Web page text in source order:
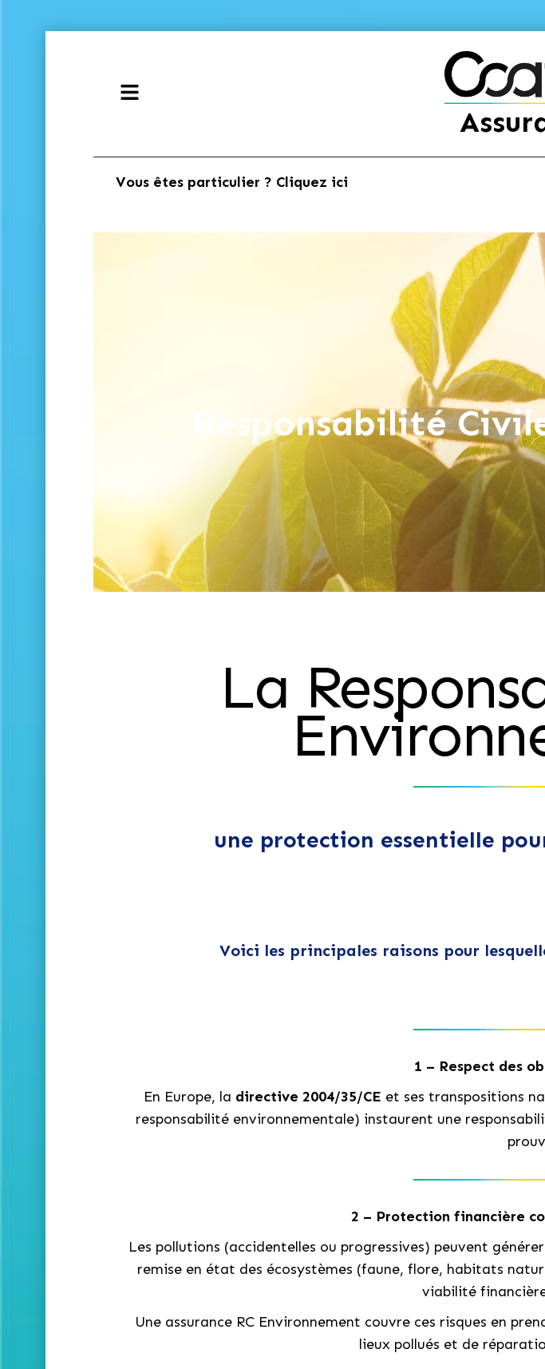
Vous êtes particulier ? Cliquez ici
Responsabilité
La
une protection essentielle
Voici les principales raisons pour
1 – Respect des
En Europe, la directive 2004/35/CE et ses transpositions
responsabilité environnementale) instaurent une
2 – Protection financière
Les pollutions (accidentelles ou progressives) peuvent
remise en état des écosystèmes (faune, flore, habitats
viabilité
Une assurance RC Environnement couvre ces risques en
lieux pollués et de